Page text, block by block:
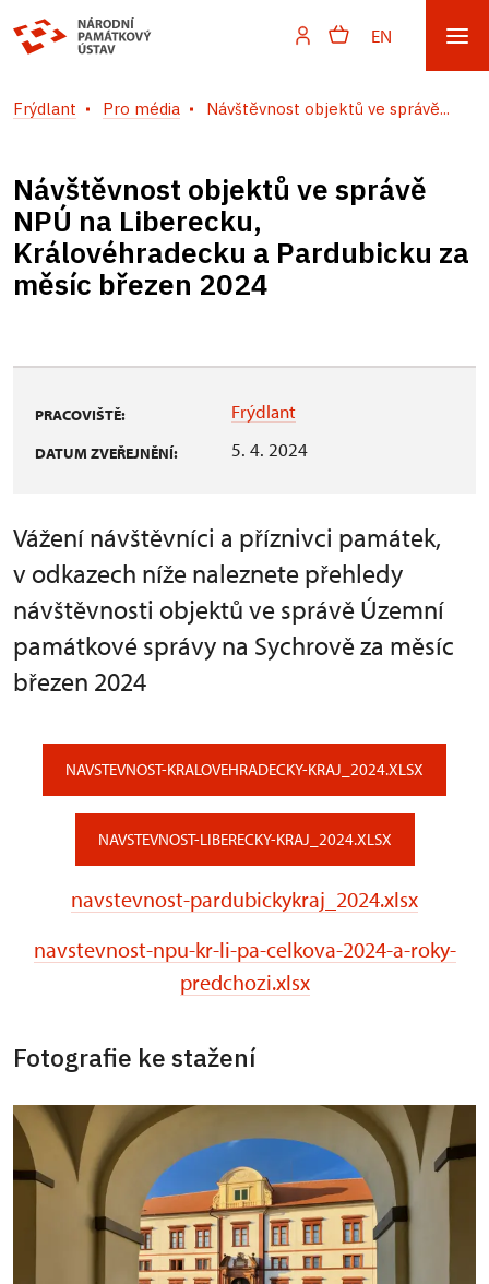
EN
Frýdlant Pro média Návštěvnost objektů ve správě...
Návštěvnost objektů ve správě
NPÚ na Liberecku,
Královéhradecku a Pardubicku za
měsíc březen 2024
PRACOVIŠTĚ: Frýdlant
DATUM ZVEŘEJNĚNÍ: 5. 4. 2024
Vážení návštěvníci a příznivci památek,
v odkazech níže naleznete přehledy
návštěvnosti objektů ve správě Územní
památkové správy na Sychrově za měsíc
březen 2024
NAVSTEVNOST-KRALOVEHRADECKY-KRAJ_2024.XLSX
NAVSTEVNOST-LIBERECKY-KRAJ_2024.XLSX
navstevnost-pardubickykraj_2024.xlsx
navstevnost-npu-kr-li-pa-celkova-2024-a-roky-
predchozi.xlsx
Fotografie ke stažení